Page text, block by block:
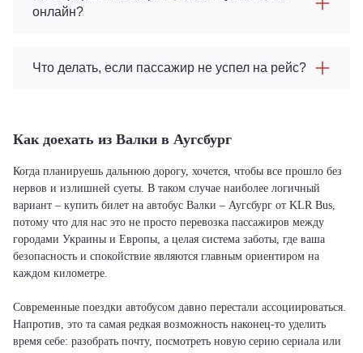
онлайн?
Что делать, если пассажир не успел на рейс?
Как доехать из Валки в Аугсбург
Когда планируешь дальнюю дорогу, хочется, чтобы все прошло без
нервов и излишней суеты. В таком случае наиболее логичный
вариант – купить билет на автобус Валки – Аугсбург от KLR Bus,
потому что для нас это не просто перевозка пассажиров между
городами Украины и Европы, а целая система заботы, где ваша
безопасность и спокойствие являются главным ориентиром на
каждом километре.
Современные поездки автобусом давно перестали ассоциироваться.
Напротив, это та самая редкая возможность наконец-то уделить
время себе: разобрать почту, посмотреть новую серию сериала или